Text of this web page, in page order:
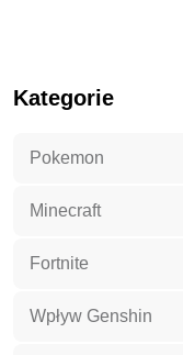
Kategorie
Pokemon
Minecraft
Fortnite
Wpływ Genshin